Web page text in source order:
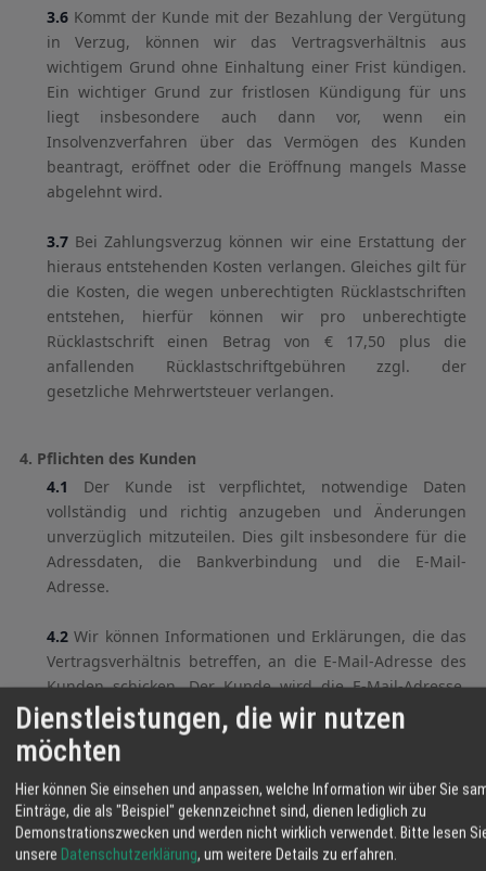
3.6 Kommt der Kunde mit der Bezahlung der Vergütung
in Verzug, können wir das Vertragsverhältnis aus
wichtigem Grund ohne Einhaltung einer Frist kündigen.
Ein wichtiger Grund zur fristlosen Kündigung für uns
liegt insbesondere auch dann vor, wenn ein
Insolvenzverfahren über das Vermögen des Kunden
beantragt, eröffnet oder die Eröffnung mangels Masse
abgelehnt wird.
3.7 Bei Zahlungsverzug können wir eine Erstattung der
hieraus entstehenden Kosten verlangen. Gleiches gilt für
die Kosten, die wegen unberechtigten Rücklastschriften
entstehen, hierfür können wir pro unberechtigte
Rücklastschrift einen Betrag von € 17,50 plus die
anfallenden Rücklastschriftgebühren zzgl. der
gesetzliche Mehrwertsteuer verlangen.
4. Pflichten des Kunden
4.1
Der Kunde ist verpflichtet, notwendige Daten
vollständig und richtig anzugeben und Änderungen
unverzüglich mitzuteilen. Dies gilt insbesondere für die
Adressdaten, die Bankverbindung und die E-Mail-
Adresse.
4.2 Wir können Informationen und Erklärungen, die das
Vertragsverhältnis betreffen, an die E-Mail-Adresse des
Kunden schicken. Der Kunde wird die E-Mail-Adresse,
die uns gegenüber als Kontaktadresse dient, regelmäßig
abrufen.
4.3Der Kunde ist verpflichtet, seine Systeme und
Programme so einzurichten, dass weder die Sicherheit,
die Integrität noch die Verfügbarkeit der Systeme, die
wir zur Erbringung unserer Dienste einsetzen,
Dienstleistungen, die wir nutzen
möchten
Hier können Sie einsehen und anpassen, welche Information wir über Sie
Einträge, die als "Beispiel" gekennzeichnet sind, dienen lediglich zu
Demonstrationszwecken und werden nicht wirklich verwendet. Bitte lesen
unsere Datenschutzerklärung, um weitere Details zu erfahren.